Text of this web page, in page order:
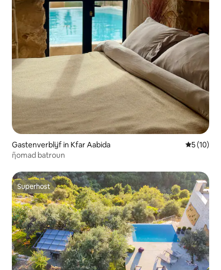
Gastenverblijf in Kfar Aabida
5 (10)
ῆomad batroun
Superhost
Superhost